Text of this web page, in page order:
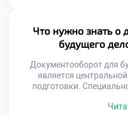
позволяет сохранять
эмоционального
организация личного
качество документов и
спешка
Что нужно знать о
будущего
Документооборот для
является
подготовки.
внутри организации.